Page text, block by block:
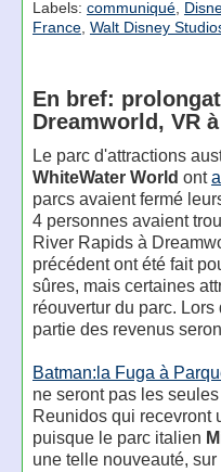
Labels: communiqué,
France, Walt Disney
En bref:
Dreamworld, VR
Le parc d'attractions
WhiteWater World ont
parcs avaient fermé
4 personnes avaient
River Rapids à
précédent ont été fait
sûres, mais certaines
réouvertur du parc.
partie des revenus
Batman:la Fuga à
ne seront pas les
Reunidos qui recevront
puisque le parc italien
une telle nouveauté,